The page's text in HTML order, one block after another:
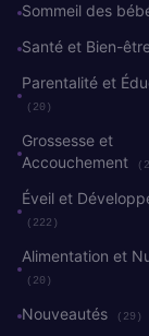
Sommeil des
Santé et Bien-
Parentalité et
(20)
Grossesse et
Accouchement
Éveil et
(222)
Alimentation et
(20)
Nouveautés (29)